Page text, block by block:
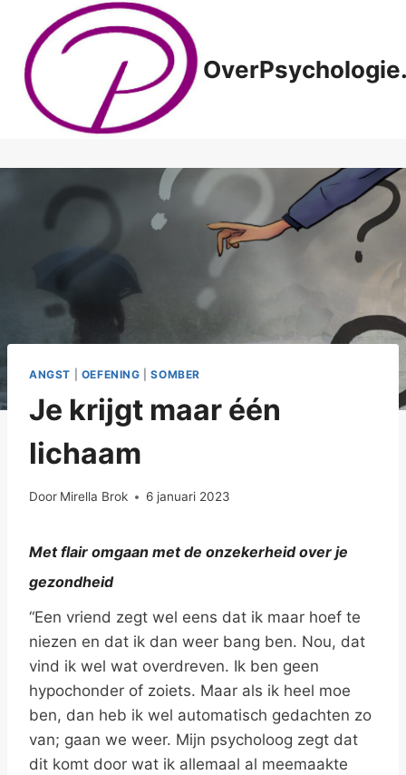
Doorgaan
inhoud
ANGST OEFENING |SOMBER
Je krijgt maar één
lichaam
Door Mirella Brok 6 januari 2023
Met flair omgaan met de onzekerheid over je
gezondheid
“Een vriend zegt wel eens dat ik maar hoef te
niezen en dat ik dan weer bang ben. Nou, dat
vind ik wel wat overdreven. Ik ben geen
hypochonder of zoiets. Maar als ik heel moe
ben, dan heb ik wel automatisch gedachten zo
van; gaan we weer. Mijn psycholoog zegt dat
dit komt door wat ik allemaal al meemaakte